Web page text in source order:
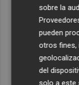
Recibe
Plaza
sobre la
pueden
otros fines,
del
solo a este